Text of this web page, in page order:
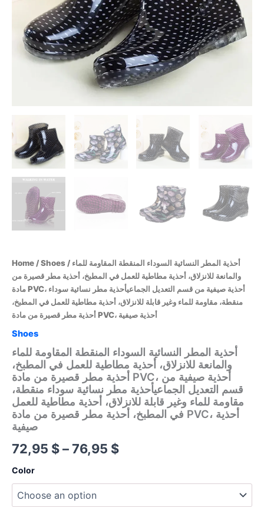
Home /Shoes / أحذية المطر النسائية السوداء المنقطة المقاومة للماء
والمانعة للانزلاق، أحذية مطاطية للعمل في المطبخ، أحذية مطر قصيرة من
مادة PVC، أحذية صيفية من قسم التعديل الجماعيأحذية مطر نسائية سوداء
منقطة، مقاومة للماء وغير قابلة للانزلاق، أحذية مطاطية للعمل في المطبخ،
أحذية مطر قصيرة من مادة PVC، أحذية صيفية
Shoes
أحذية المطر النسائية السوداء المنقطة المقاومة للماء
والمانعة للانزلاق، أحذية مطاطية للعمل في المطبخ،
أحذية مطر قصيرة من مادة PVC، أحذية صيفية من
قسم التعديل الجماعيأحذية مطر نسائية سوداء منقطة،
مقاومة للماء وغير قابلة للانزلاق، أحذية مطاطية للعمل
في المطبخ، أحذية مطر قصيرة من مادة PVC، أحذية
صيفية
72,95 $–76,95 $Price
Color